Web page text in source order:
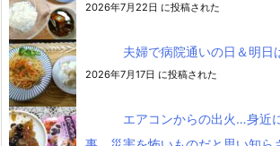
2026年7月22日 に投稿された
夫婦で病院通いの日＆明日
2026年7月17日 に投稿された
エアコンからの出火…身近